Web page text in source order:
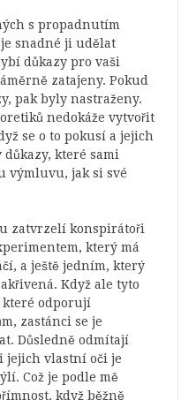
s propadnutím
snadné ji udělat
důkazy pro vaši
zatajeny. Pokud
pak byly nastraženy.
nedokáže vytvořit
se o to pokusí a jejich
které sami
výmluvu, jak si své
zatvrzelí konspirátoři
který má
a ještě jedním, který
Když ale tyto
které odporují
zastánci se je
Důsledně odmítají
jejich vlastní oči je
Což je podle mě
když běžně